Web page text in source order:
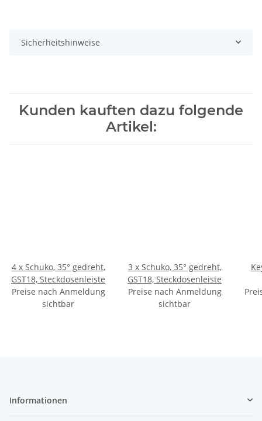
Sicherheitshinweise
Kunden kauften dazu folgende
Artikel:
4 x Schuko, 35° gedreht,
GST18, Steckdosenleiste
Preise nach Anmeldung
sichtbar
3 x Schuko, 35° gedreht,
GST18, Steckdosenleiste
Preise nach Anmeldung
sichtbar
Informationen